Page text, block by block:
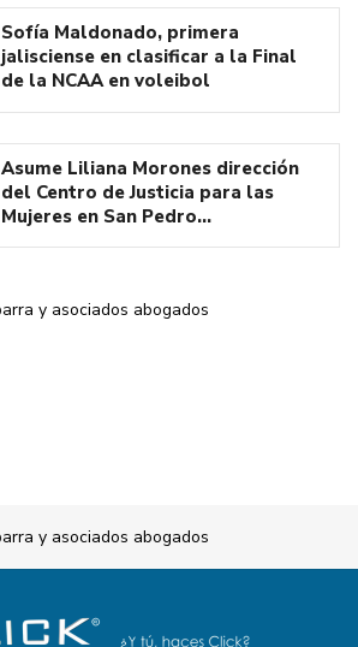
Sofía Maldonado, primera
jalisciense en clasificar a la Final
de la NCAA en voleibol
Asume Liliana Morones dirección
del Centro de Justicia para las
Mujeres en San Pedro…